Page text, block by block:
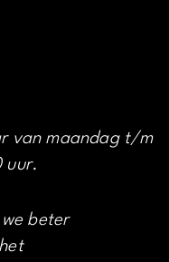
van maandag t/m
uur.
beter